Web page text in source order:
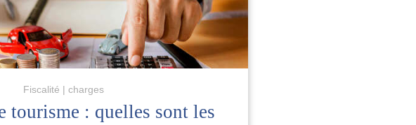
Fiscalité charges
tourisme : quelles sont les